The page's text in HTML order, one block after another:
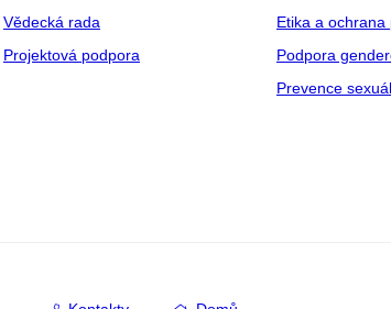
Vědecká rada
Projektová podpora
Etika a ochrana
Podpora
Prevence